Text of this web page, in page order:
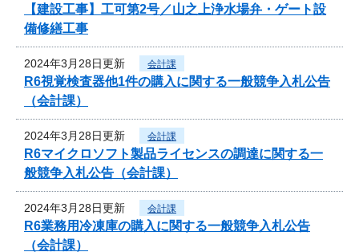
【建設工事】工可第2号／山之上浄水場弁・ゲート設
備修繕工事
2024年3月28日更新 会計課
R6視覚検査器他1件の購入に関する一般競争入札公告
（会計課）
2024年3月28日更新 会計課
R6マイクロソフト製品ライセンスの調達に関する一
般競争入札公告（会計課）
2024年3月28日更新 会計課
R6業務用冷凍庫の購入に関する一般競争入札公告
（会計課）